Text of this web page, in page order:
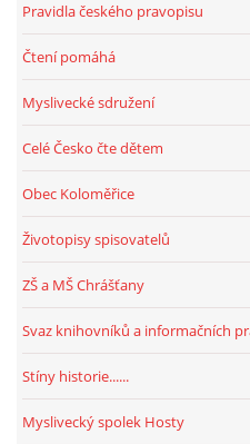
Pravidla českého pravopisu
Čtení pomáhá
Myslivecké sdružení
Celé Česko čte dětem
Obec Koloměřice
Životopisy spisovatelů
ZŠ a MŠ Chrášťany
Svaz knihovníků a informačních
Stíny historie......
Myslivecký spolek Hosty